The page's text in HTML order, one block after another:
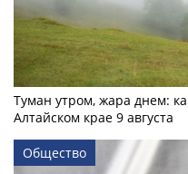
Туман утром, жара днем:
Алтайском крае 9 августа
Общество